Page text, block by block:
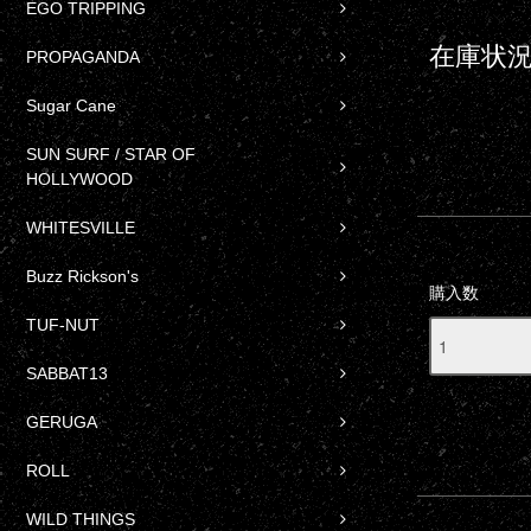
EGO TRIPPING
PROPAGANDA
Sugar Cane
SUN SURF / STAR OF
HOLLYWOOD
WHITESVILLE
Buzz Rickson's
TUF-NUT
SABBAT13
GERUGA
ROLL
WILD THINGS
在庫状
購入数